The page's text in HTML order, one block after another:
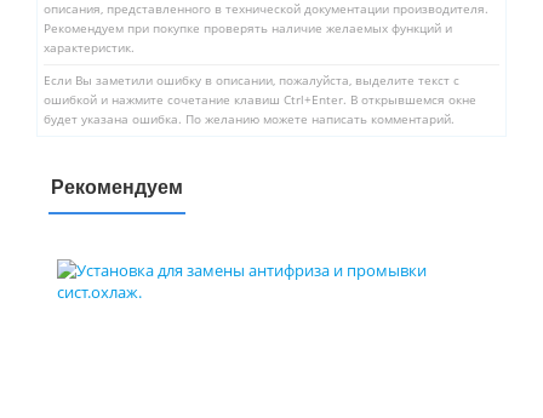
описания, представленного в технической документации производителя.
Рекомендуем при покупке проверять наличие желаемых функций и
характеристик.
Если Вы заметили ошибку в описании, пожалуйста, выделите текст с
ошибкой и нажмите сочетание клавиш Ctrl+Enter. В открывшемся окне
будет указана ошибка. По желанию можете написать комментарий.
Рекомендуем